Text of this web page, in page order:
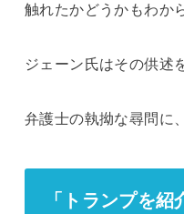
触れたかどうかもわか
ジェーン氏はその供述
弁護士の執拗な尋問に
「トランプを